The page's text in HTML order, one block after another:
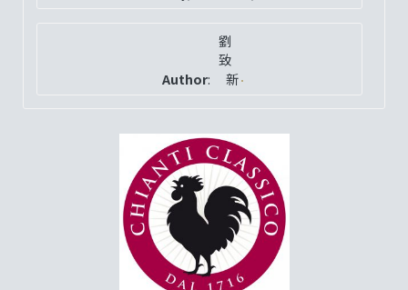
Author:
劉
致
新